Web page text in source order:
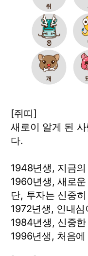
[쥐띠]
새로이 알게 된
다.
1948년생, 지금
1960년생, 새로
단, 투자는 신중
1972년생, 인내
1984년생, 신중
1996년생, 처음